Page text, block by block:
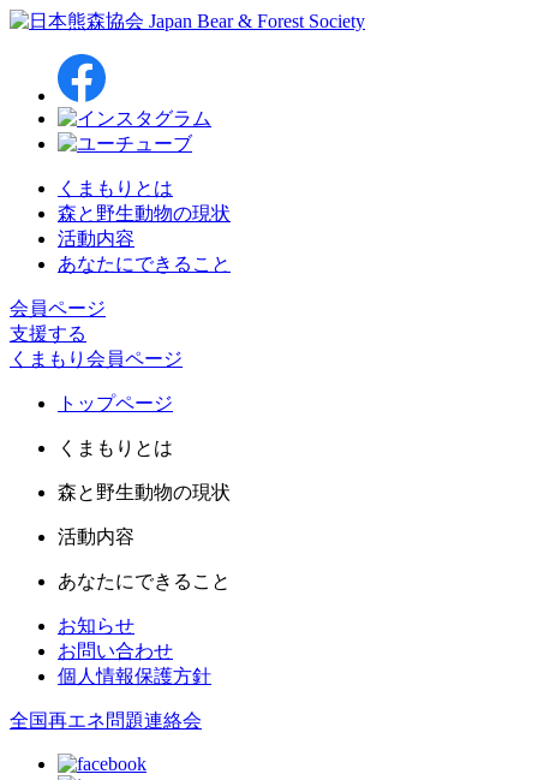
くまもりとは
森と野生動物の現状
活動内容
あなたにできること
会員ページ
支援する
くまもり会員ページ
トップページ
くまもりとは
森と野生動物の現状
活動内容
あなたにできること
お知らせ
お問い合わせ
個人情報保護方針
全国再エネ問題連絡会